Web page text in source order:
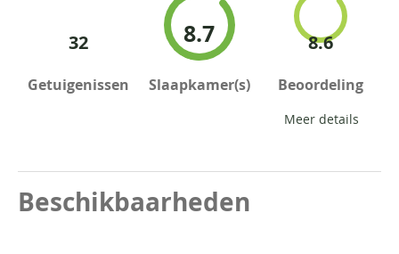
32
Getuigenissen
8.7
Slaapkamer(s)
8.6
Beoordeling
Meer details
Beschikbaarheden